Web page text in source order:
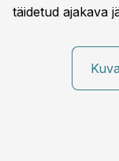
täidetud ajakava
räägitakse, miks
kus keskkond
tuua ning looks